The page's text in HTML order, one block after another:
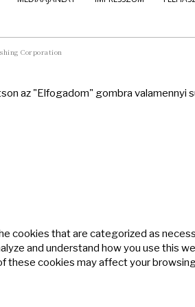
Corporation
az "Elfogadom" gombra valamennyi
cookies that are categorized as
and understand how you use this
these cookies may affect your